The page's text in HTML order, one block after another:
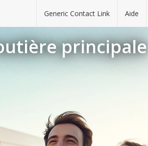
Generic Contact Link Aide
principale